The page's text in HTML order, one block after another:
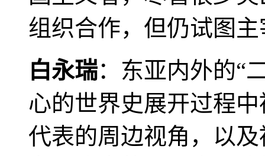
组织合作，但仍试图
白永瑞：东亚内外的“
心的世界史展开过程
代表的周边视角，以